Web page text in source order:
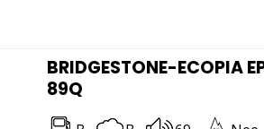
BRIDGESTONE-ECOPIA
89Q